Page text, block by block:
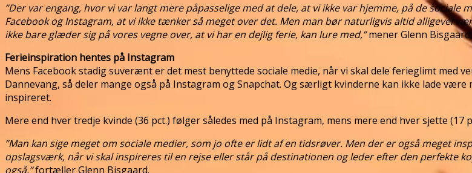
”Der var engang, hvor vi var langt mere påpasselige med at dele, at vi ikke var hjemme, på de
Facebook og Instagram, at vi ikke tænker så meget over det. Men man bør naturligvis altid alligevel
ikke bare glæder sig på vores vegne over, at vi har en dejlig ferie, kan lure med,”mener Glenn
Ferieinspiration hentes på Instagram
Mens Facebook stadig suverænt er det mest benyttede sociale medie, når vi skal dele ferieglimt med
Dannevang, så deler mange også på Instagram og Snapchat. Og særligt kvinderne kan ikke lade
inspireret.
Mere end hver tredje kvinde (36 pct.) følger således med på Instagram, mens mere end hver sjette
”Man kan sige meget om sociale medier, som jo ofte er lidt af en tidsrøver. Men der er også meget
opslagsværk, når vi skal inspireres til en rejse eller står på destinationen og leder efter den perfekte
også,”fortæller Glenn Bisgaard.